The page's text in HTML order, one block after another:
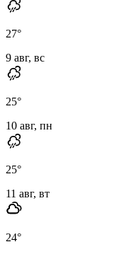
27°
9 авг, вс
25°
10 авг, пн
25°
11 авг, вт
24°